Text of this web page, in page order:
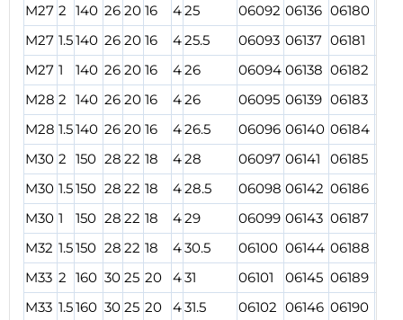
M27 2 140 26 20 16 425 06092 06136 06180
M27 1.5140 26 20 16 425.5 06093 06137 06181
M27 1 140 26 20 16 426 06094 06138 06182
M28 2 140 26 20 16 426 06095 06139 06183
M28 1.5140 26 20 16 426.5 06096 06140 06184
M30 2 150 28 22 18 428 06097 06141 06185
M30 1.5150 28 22 18 428.5 06098 06142 06186
M30 1 150 28 22 18 429 06099 06143 06187
M32 1.5150 28 22 18 430.5 06100 06144 06188
M33 2 160 30 25 20 431 06101 06145 06189
M33 1.5160 30 25 20 431.5 06102 06146 06190